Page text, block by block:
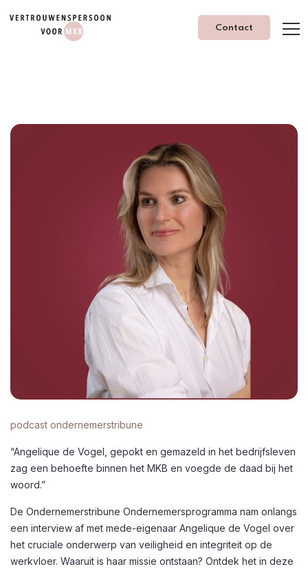
Contact
podcast ondernemerstribune
“Angelique de Vogel, gepokt en gemazeld in het bedrijfsleven
zag een behoefte binnen het MKB en voegde de daad bij het
woord.”
De Ondernemerstribune Ondernemersprogramma nam onlangs
een interview af met mede-eigenaar Angelique de Vogel over
het cruciale onderwerp van veiligheid en integriteit op de
werkvloer. Waaruit is haar missie ontstaan? Ontdek het in deze